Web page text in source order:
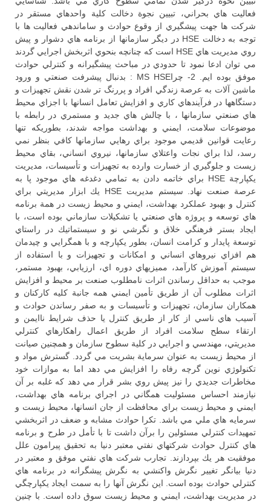
فعاليت هاي بحراني، تبيين نجوة دخالت كلية واحدهاي مستقر در
شركت ها جهت پيشگيري از وقوع حوادث و ساماندهي فعاليت ها با
توجه به دخالت HSE در ديگر سازمانها از برنامه هاي دشوار و پيش
روي مديريت هاي HSE است كه چنانچه بنحوي اثربخش اجرايي گردند
مي توان ادعا نمود تا حدودي در مباحث پيشگيرانه و كنترلي حوادث
موفق بوده ايم. 2- چراMS HSE : بدنبال پيشرفت صنعتي و ورود
ماشين آلات به عرصة زندگي افراد و پررنگ تر شدن نقش تجهيزات و
دستگاهها در فرآيندهاي كاري و افزايش تعامل انسانها با اجزاي محيط
هاي صنعتي سازمانها ، با چالش هاي جديد و مستمري در رابطه با
موضوعات سلامت، ايمني و بهداشت مواجه شدند، بطوريكه تنها
رعايت قوانين قديمي موجود براي رهايي سازمانها كافي بنظر نمي
رسد، لذا براي نجات واعتلاي سازمانها، نيروي انساني، بقاي محيط
زيست و جلوگيري از خسارت وارده به تجهيزات و تأسيسات، مديريت
يكپارچة HSE براي خاتمه دادن به تمامي دغدغه هاي موجود پا به
عرصة صنعت نهاد. سيستم مديريت HSE يك ابزار مديريتي براي
كنترل و بهبود عملكرد بهداشت، ايمني و محيط زيست در همة برنامه
هاي توسعه و پروژه هاي صنعتي يا تشكيلات سازماني بوده است، با
ايجاد بستر فرهنگي خلاق و نگرشي نو و سيستماتيك در راستاي
توسعة پايدار و كرامت انسان، بطور يكپارچه و با همگرايي و چيدمان
هم افزاي نيروهاي انساني و امكانات و تجهيزات و با استفاده از
سيستم آموزش كارآمد، مميزيهاي دوره اي، ارزيابي، بهبود مستمر،
موجب به حداقل رساندن اثرات نامطلوب صنعت بر محيط و افزايش
اثرات مطلوب آن از طريق تأمين ايمني همه جانبة كليه كاركنان و
همكاران سازمان، تجهيزات و تأسيسات و به صفر رساندن حوادث و
آسيب هاي ناسي از كار از طريق كنترل يا حذف شرايط ناايمن و
ارتقاء سطح سلامت افراد از طريق اعمال راهكارهاي كنترلي
مديريتي، مهندسي و اجرايي در كلية سطوح سازمان و همچنين صيانت
از محيط زيست به عنوان سرماية بشريت مي گردد. گسترش مواد و
تكنولوژي نوين گرچه رفاه را افزايش مي دهد اما به موازات خود
مخاطرات جديدي را نيز پيش روي بشر قرار مي دهد كه غلبه بر آن
نيازمند احساس مسئوليت همگاني در اجراي برنامه هاي بهداشت،
ايمني و محيط زيست براي محافظت از جان انسانها، محيط زيست و
سرمايه هاي ملي مي باشد. تكرا حوادث مشابه و ضعف در اثربخشي
تمهيدات كنترلي مسئولين را برآن داشت تا با تأمل در طرح و برنامه
هاي كنترل حوادث شركتهاي نفتي معتبر دنيا به تحقيق پيرامون علل
موفقيت هر يك بپردازند. تجارب شركت هاي نفتي موفق و معتبر در
دنيا بيانگر تغيير نگرش واكنشي به نگرش پيشگرانه در برنامه هاي
كنترلي حوادث بوده است. اين نگرش آنها را به سمت ايجاد يكپارچگي
در مديريت بهداشت، ايمني و محيط زيست سوق داده است. با چنين